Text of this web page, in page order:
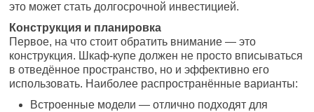
это может стать долгосрочной инвестицией.
Конструкция и планировка
Первое, на что стоит обратить внимание — это
конструкция. Шкаф-купе должен не просто вписываться
в отведённое пространство, но и эффективно его
использовать. Наиболее распространённые варианты:
Встроенные модели — отлично подходят для